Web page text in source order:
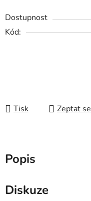
Dostupnost
Kód:
Tisk Zeptat se
Popis
Diskuze